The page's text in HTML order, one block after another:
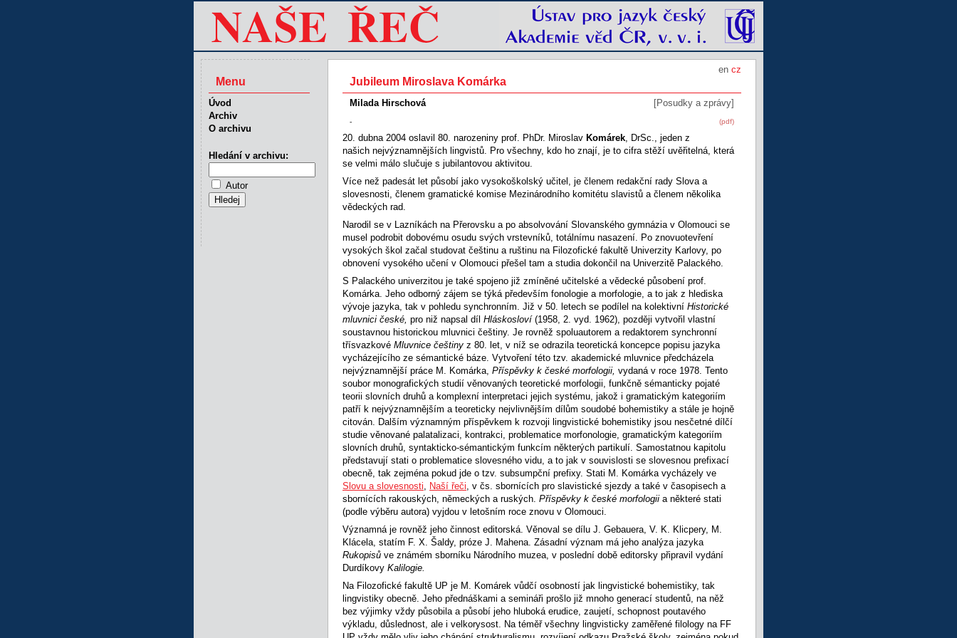
en cz
Jubileum Miroslava Komárka
Milada Hirschová [Posudky a zprávy]
(pdf)
-
20. dubna 2004 oslavil 80. narozeniny prof. PhDr. Miroslav Komárek, DrSc., jeden z
našich nejvýznamnějších lingvistů. Pro všechny, kdo ho znají, je to cifra stěží uvěřitelná, která
se velmi málo slučuje s jubilantovou aktivitou.
Více než padesát let působí jako vysokoškolský učitel, je členem redakční rady Slova a
slovesnosti, členem gramatické komise Mezinárodního komitétu slavistů a členem několika
vědeckých rad.
Narodil se v Lazníkách na Přerovsku a po absolvování Slovanského gymnázia v Olomouci se
musel podrobit dobovému osudu svých vrstevníků, totálnímu nasazení. Po znovuotevření
vysokých škol začal studovat češtinu a ruštinu na Filozofické fakultě Univerzity Karlovy, po
obnovení vysokého učení v Olomouci přešel tam a studia dokončil na Univerzitě Palackého.
S Palackého univerzitou je také spojeno již zmíněné učitelské a vědecké působení prof.
Komárka. Jeho odborný zájem se týká především fonologie a morfologie, a to jak z hlediska
vývoje jazyka, tak v pohledu synchronním. Již v 50. letech se podílel na kolektivní Historické
mluvnici české, pro niž napsal díl Hláskosloví (1958, 2. vyd. 1962), později vytvořil vlastní
soustavnou historickou mluvnici češtiny. Je rovněž spoluautorem a redaktorem synchronní
třísvazkové Mluvnice češtiny z 80. let, v níž se odrazila teoretická koncepce popisu jazyka
vycházejícího ze sémantické báze. Vytvoření této tzv. akademické mluvnice předcházela
nejvýznamnější práce M. Komárka, Příspěvky k české morfologii, vydaná v roce 1978. Tento
soubor monografických studií věnovaných teoretické morfologii, funkčně sémanticky pojaté
teorii slovních druhů a komplexní interpretaci jejich systému, jakož i gramatickým kategoriím
patří k nejvýznamnějším a teoreticky nejvlivnějším dílům soudobé bohemistiky a stále je hojně
citován. Dalším významným příspěvkem k rozvoji lingvistické bohemistiky jsou nesčetné dílčí
studie věnované palatalizaci, kontrakci, problematice morfonologie, gramatickým kategoriím
slovních druhů, syntakticko-sémantickým funkcím některých partikulí. Samostatnou kapitolu
představují stati o problematice slovesného vidu, a to jak v souvislosti se slovesnou prefixací
obecně, tak zejména pokud jde o tzv. subsumpční prefixy. Stati M. Komárka vycházely ve
Slovu a slovesnosti, Naší řeči, v čs. sbornících pro slavistické sjezdy a také v časopisech a
sbornících rakouských, německých a ruských. Příspěvky k české morfologii a některé stati
(podle výběru autora) vyjdou v letošním roce znovu v Olomouci.
Významná je rovněž jeho činnost editorská. Věnoval se dílu J. Gebauera, V. K. Klicpery, M.
Klácela, statím F. X. Šaldy, próze J. Mahena. Zásadní význam má jeho analýza jazyka
Rukopisů ve známém sborníku Národního muzea, v poslední době editorsky připravil vydání
Durdíkovy Kalilogie.
Na Filozofické fakultě UP je M. Komárek vůdčí osobností jak lingvistické bohemistiky, tak
lingvistiky obecně. Jeho přednáškami a semináři prošlo již mnoho generací studentů, na něž
bez výjimky vždy působila a působí jeho hluboká erudice, zaujetí, schopnost poutavého
výkladu, důslednost, ale i velkorysost. Na téměř všechny lingvisticky zaměřené filology na FF
Menu
Úvod
Archiv
O archivu
Hledání v archivu:
Autor